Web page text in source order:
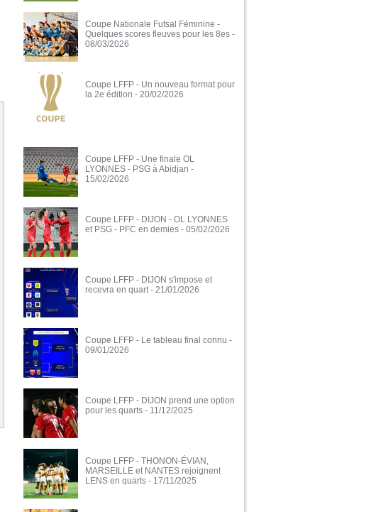
Coupe Nationale Futsal Féminine -
Quelques scores fleuves pour les 8es -
08/03/2026
Coupe LFFP - Un nouveau format pour
la 2e édition - 20/02/2026
Coupe LFFP - Une finale OL
LYONNES - PSG à Abidjan -
15/02/2026
Coupe LFFP - DIJON - OL LYONNES
et PSG - PFC en demies - 05/02/2026
Coupe LFFP - DIJON s'impose et
recevra en quart - 21/01/2026
Coupe LFFP - Le tableau final connu -
09/01/2026
Coupe LFFP - DIJON prend une option
pour les quarts - 11/12/2025
Coupe LFFP - THONON-ÉVIAN,
MARSEILLE et NANTES rejoignent
LENS en quarts - 17/11/2025